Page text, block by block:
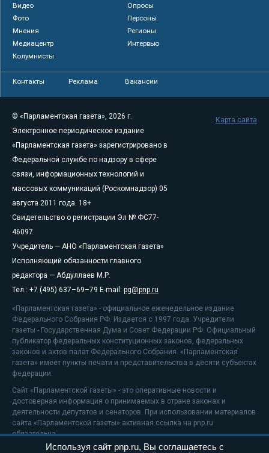
Видео
Опросы
Фото
Персоны
Мнения
Регионы
Медиацентр
Интервью
Колумнисты
Контакты Реклама Вакансии
© «Парламентская газета», 2026 г.
Электронное периодическое издание
«Парламентская газета» зарегистрировано в
Федеральной службе по надзору в сфере
связи, информационных технологий и
массовых коммуникаций (Роскомнадзор) 05
августа 2011 года. 18+
Свидетельство о регистрации Эл № ФС77-
46097
Учредитель — АНО «Парламентская газета»
Исполняющий обязанности главного
редактора — Абдуллаев М.Р.
Тел.: +7 (495) 637–69–79 E-mail: pg@pnp.ru
«Парламентская газета» - официальное еженедельное издание
Федерального Собрания РФ. Издается с 1997 года. Учредители
газеты - Государственная Дума и Совет Федерации РФ. Официальный
публикатор федеральных конституционных законов, федеральных
законов и актов палат Федерального Собрания. «Парламентская
газета» имеет пункты печати и представительства в десяти субъектах
федерации.
Сайт «Парламентской газеты» - это оперативные новости и
достоверная информация о принимаемых в стране законах и
деятельности депутатов и сенаторов. При использовании материалов
сайта «Парламентской газеты» активная ссылка на pnp.ru
обязательна.
На информационном ресурсе применяютсярекомендательные
Карта сайта
Используя сайт pnp.ru, Вы соглашаетесь с